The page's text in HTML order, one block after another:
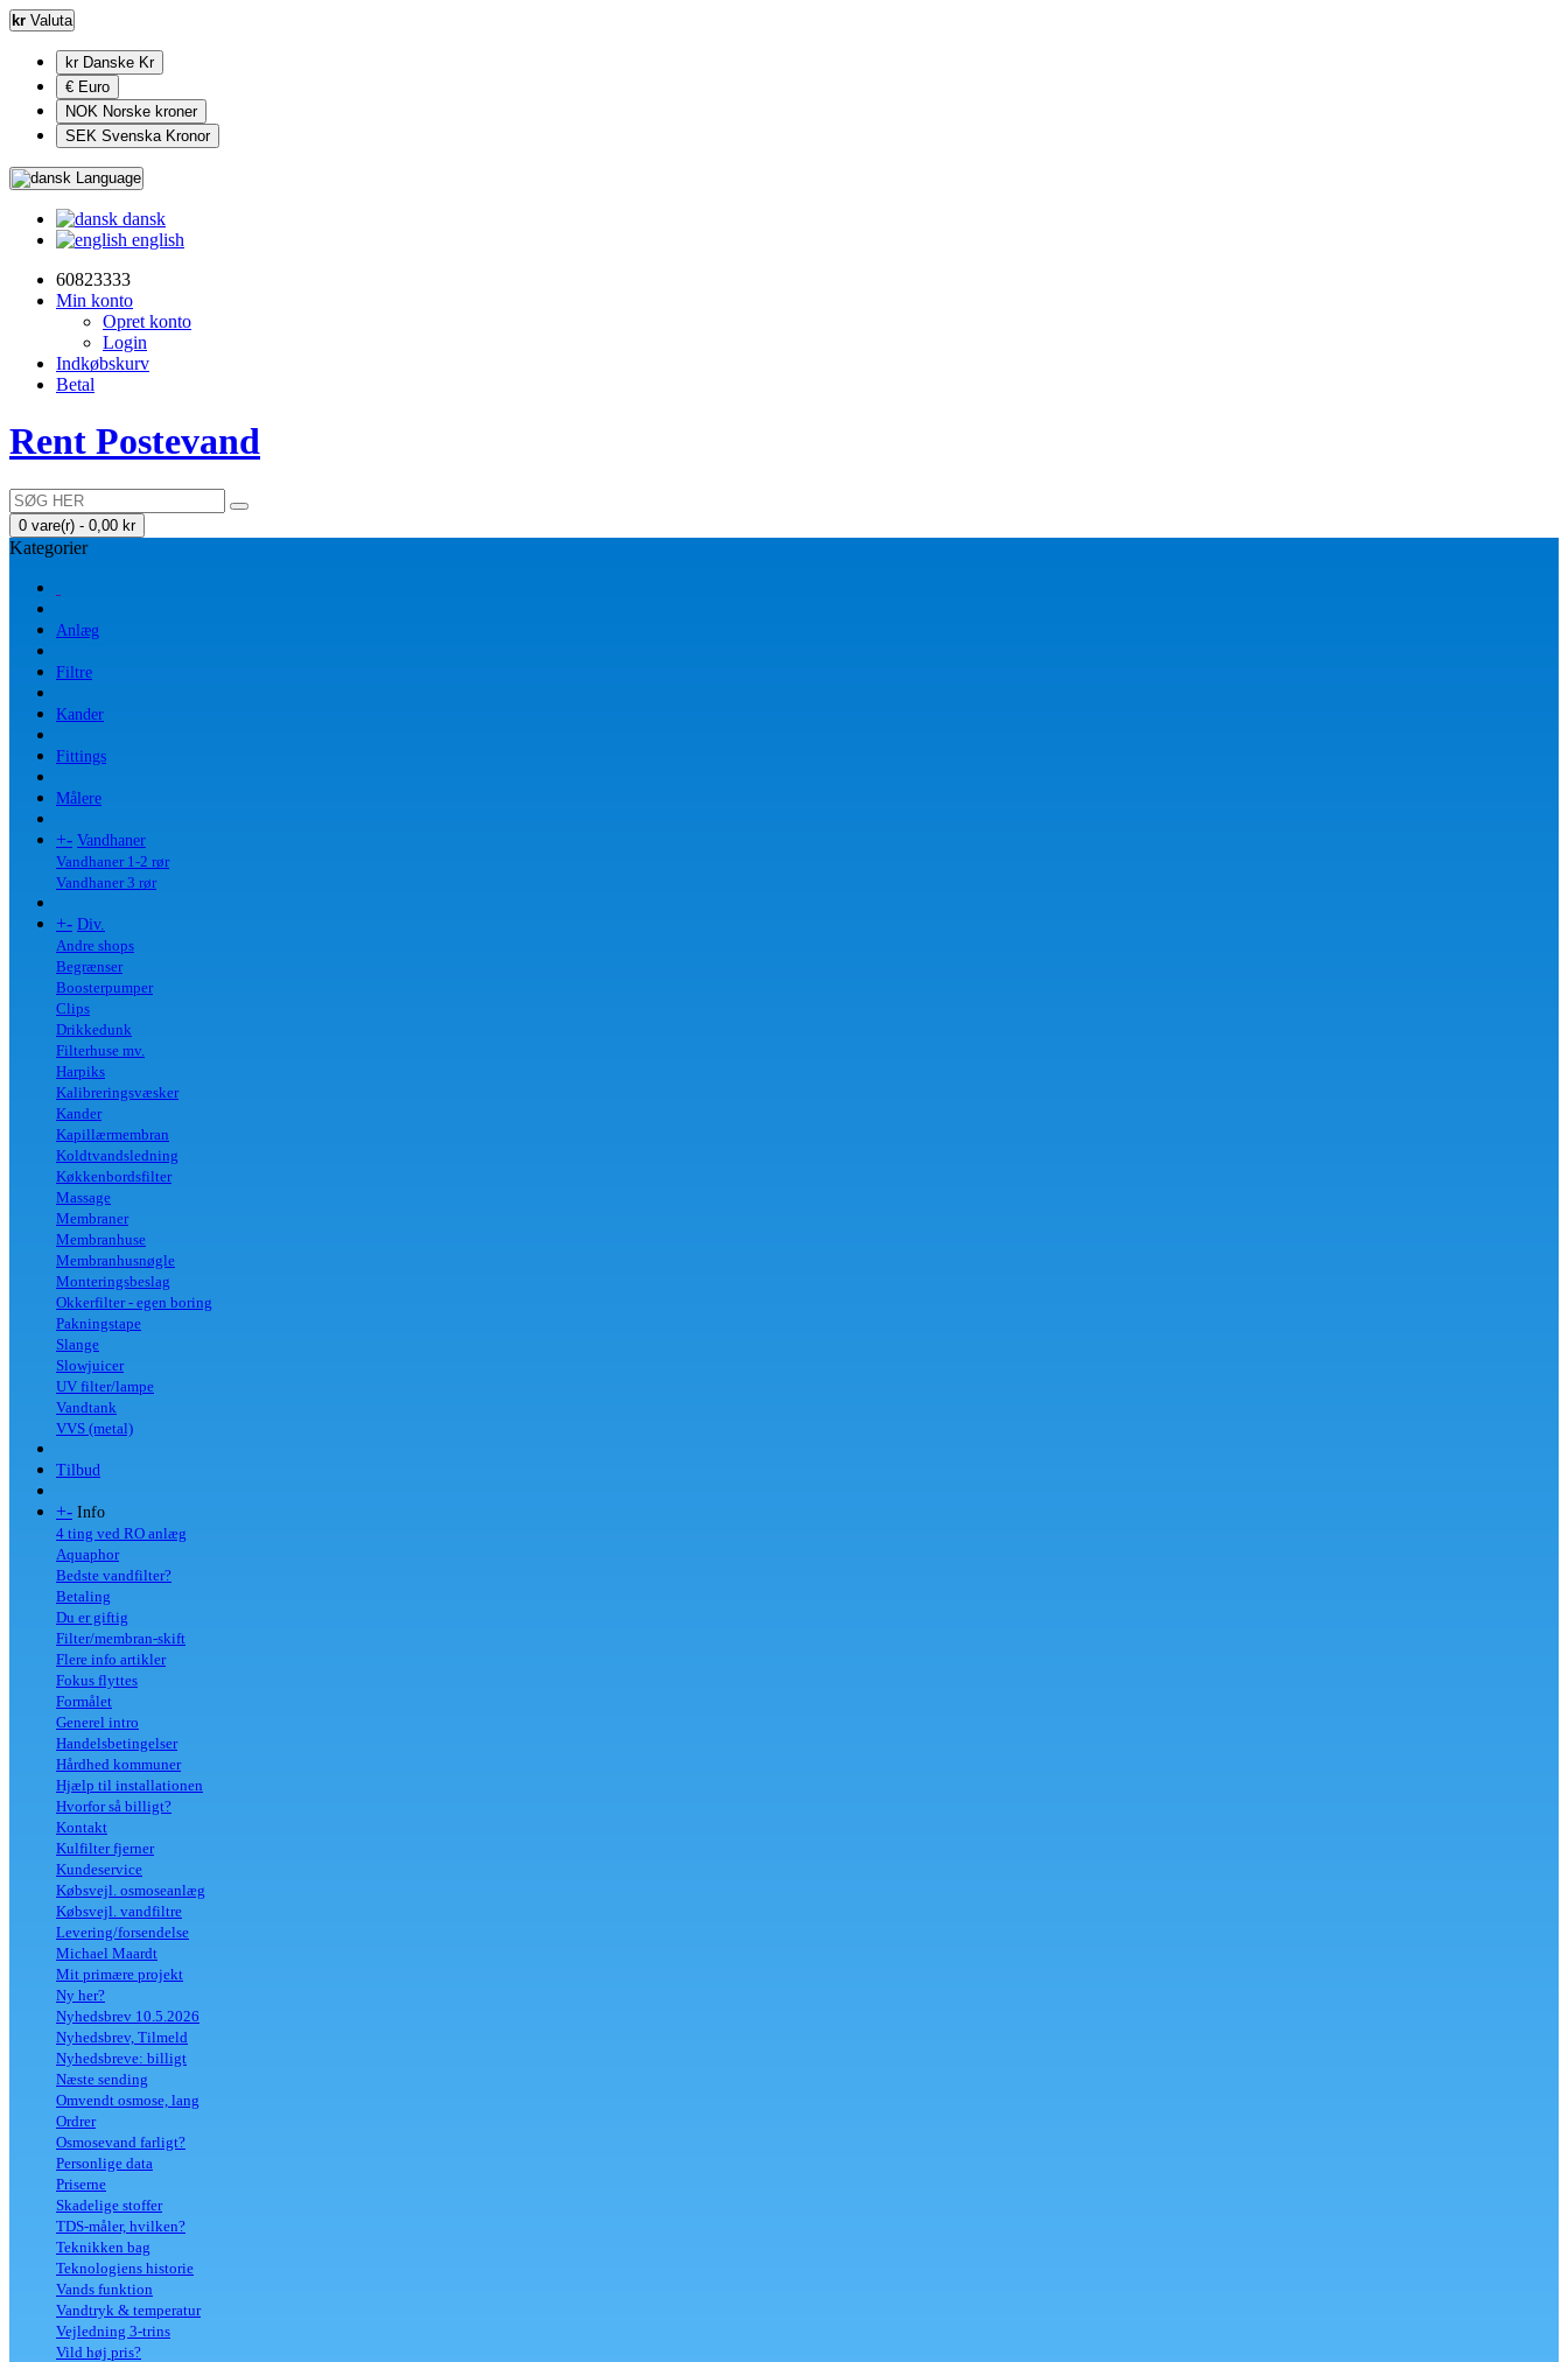
kr Valuta
kr Danske Kr
€ Euro
NOK Norske kroner
SEK Svenska Kronor
Language
dansk
english
60823333
Min konto
Opret konto
Login
Indkøbskurv
Betal
Rent Postevand
0 vare(r) - 0,00 kr
Kategorier
Anlæg
Filtre
Kander
Fittings
Målere
+- Vandhaner
Vandhaner 1-2 rør
Vandhaner 3 rør
+- Div.
Andre shops
Begrænser
Boosterpumper
Clips
Drikkedunk
Filterhuse mv.
Harpiks
Kalibreringsvæsker
Kander
Kapillærmembran
Koldtvandsledning
Køkkenbordsfilter
Massage
Membraner
Membranhuse
Membranhusnøgle
Monteringsbeslag
Okkerfilter - egen boring
Pakningstape
Slange
Slowjuicer
UV filter/lampe
Vandtank
VVS (metal)
Tilbud
+- Info
4 ting ved RO anlæg
Aquaphor
Bedste vandfilter?
Betaling
Du er giftig
Filter/membran-skift
Flere info artikler
Fokus flyttes
Formålet
Generel intro
Handelsbetingelser
Hårdhed kommuner
Hjælp til installationen
Hvorfor så billigt?
Kontakt
Kulfilter fjerner
Kundeservice
Købsvejl. osmoseanlæg
Købsvejl. vandfiltre
Levering/forsendelse
Michael Maardt
Mit primære projekt
Ny her?
Nyhedsbrev 10.5.2026
Nyhedsbrev, Tilmeld
Nyhedsbreve: billigt
Næste sending
Omvendt osmose, lang
Ordrer
Osmosevand farligt?
Personlige data
Priserne
Skadelige stoffer
TDS-måler, hvilken?
Teknikken bag
Teknologiens historie
Vands funktion
Vandtryk & temperatur
Vejledning 3-trins
Vild høj pris?